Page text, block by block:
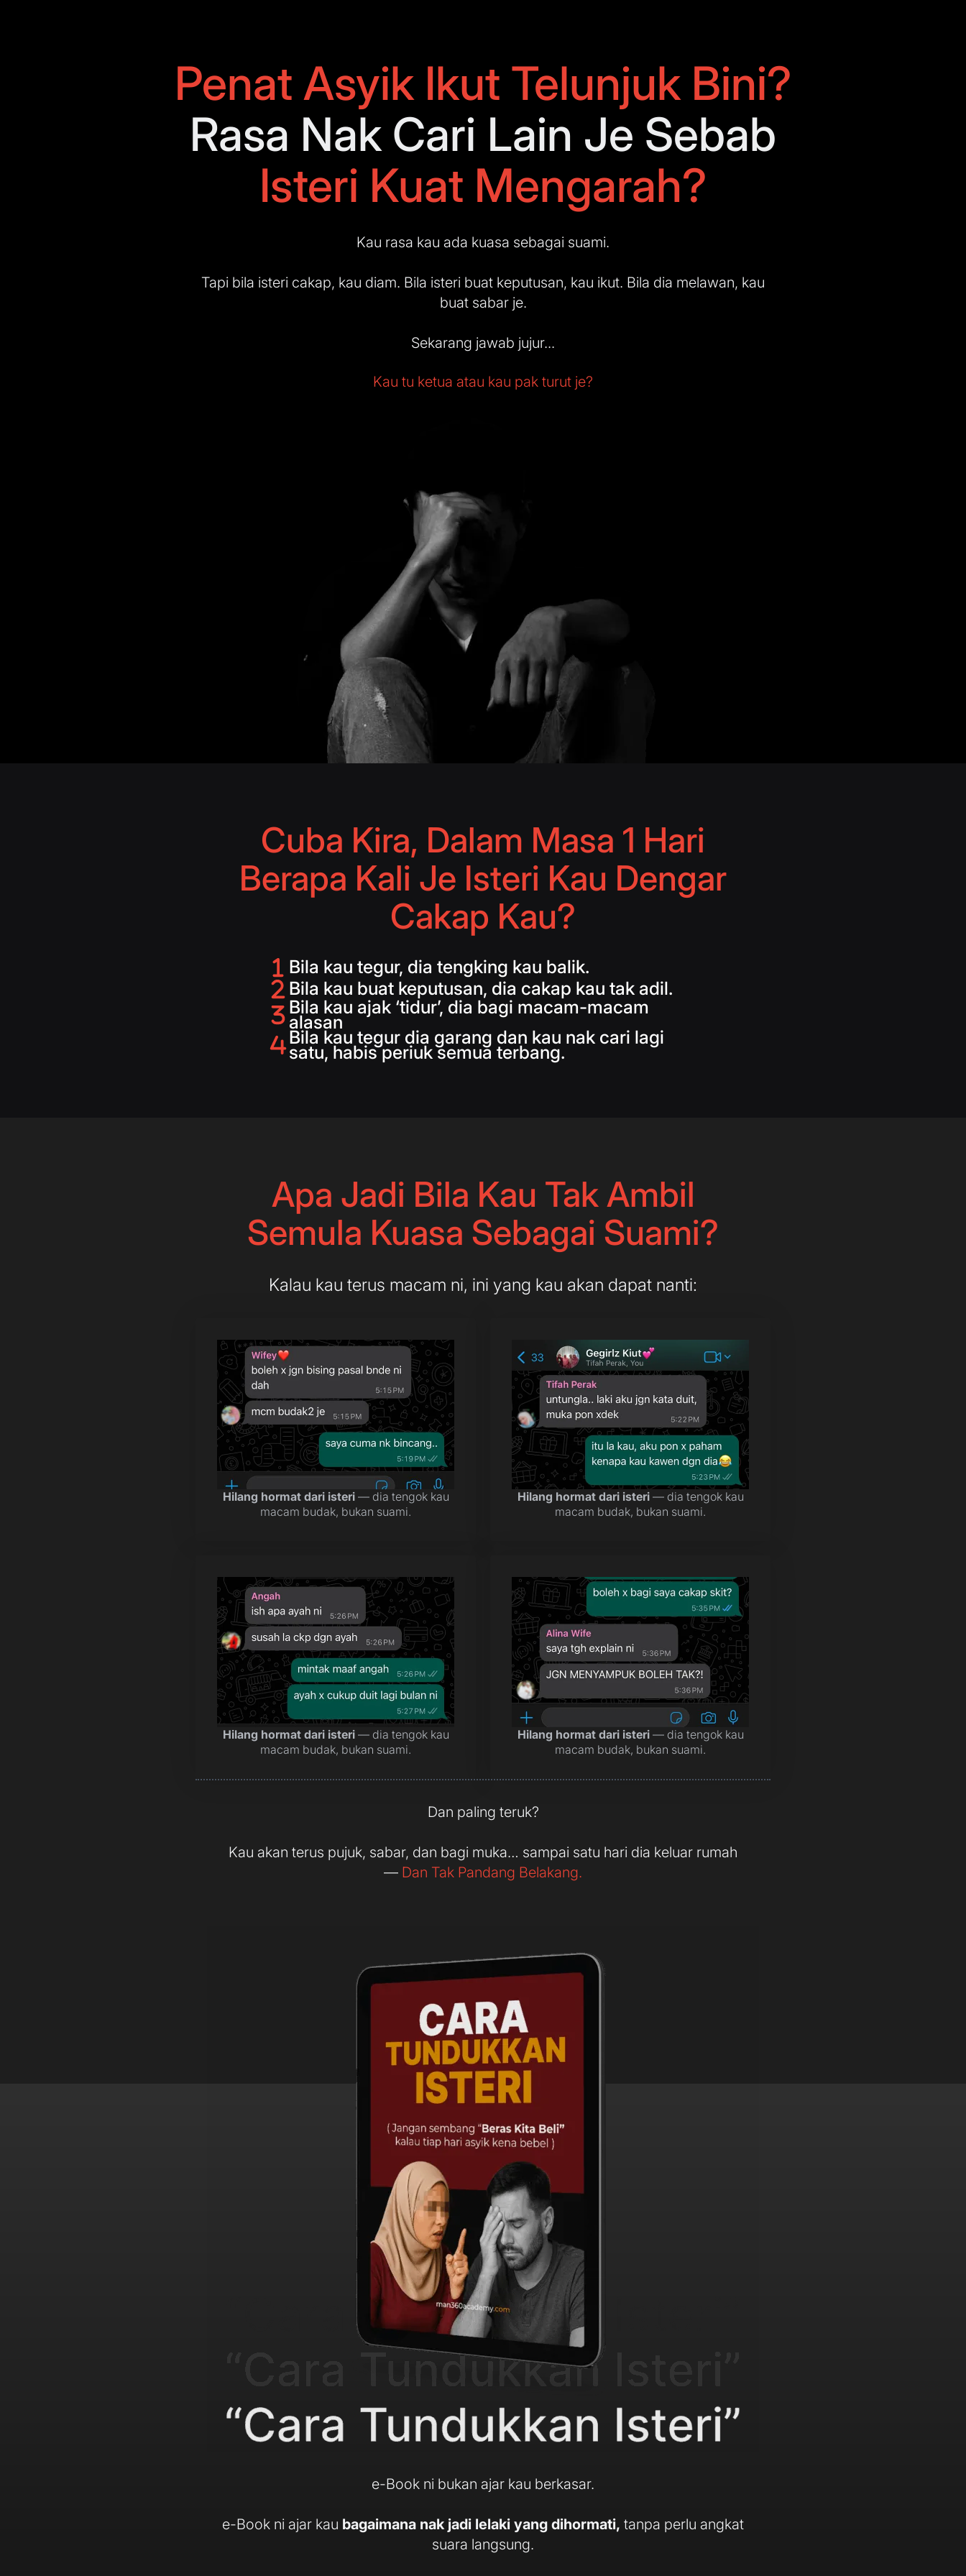
Penat Asyik Ikut Telunjuk Bini?
Rasa Nak Cari Lain Je Sebab
Isteri Kuat Mengarah?
Kau rasa kau ada kuasa sebagai suami.
Tapi bila isteri cakap, kau diam. Bila isteri buat keputusan, kau ikut. Bila dia melawan, kau
buat sabar je.
Sekarang jawab jujur...
Kau tu ketua atau kau pak turut je?
Cuba Kira, Dalam Masa 1 Hari
Berapa Kali Je Isteri Kau Dengar
Cakap Kau?
Bila kau tegur, dia tengking kau balik.
Bila kau buat keputusan, dia cakap kau tak adil.
Bila kau ajak ‘tidur’, dia bagi macam-macam
alasan
Bila kau tegur dia garang dan kau nak cari lagi
satu, habis periuk semua terbang.
Apa Jadi Bila Kau Tak Ambil
Semula Kuasa Sebagai Suami?
Kalau kau terus macam ni, ini yang kau akan dapat nanti:
Hilang hormat dari isteri— dia tengok kau
macam budak, bukan suami.
Hilang hormat dari isteri— dia tengok kau
macam budak, bukan suami.
Hilang hormat dari isteri— dia tengok kau
macam budak, bukan suami.
Hilang hormat dari isteri— dia tengok kau
macam budak, bukan suami.
Dan paling teruk?
Kau akan terus pujuk, sabar, dan bagi muka… sampai satu hari dia keluar rumah
— Dan Tak Pandang Belakang.
e-Book ni bukan ajar kau berkasar.
e-Book ni ajar kau bagaimana nak jadi lelaki yang dihormati, tanpa perlu angkat
suara langsung.